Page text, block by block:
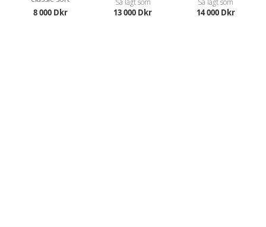
8 000 Dkr
13 000 Dkr 14 000 Dkr